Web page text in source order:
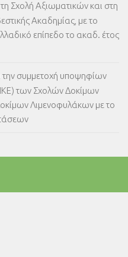
Σχολή Αξιωματικών και στη
Ακαδημίας, με το
επίπεδο το ακαδ. έτος
την συμμετοχή υποψηφίων
των Σχολών Δοκίμων
Λιμενοφυλάκων με το